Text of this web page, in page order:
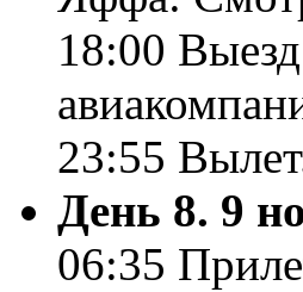
18:00
23:55
День 8. 9
06:35